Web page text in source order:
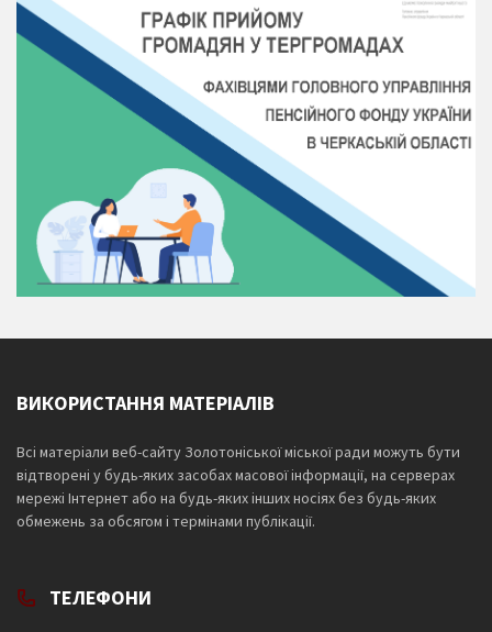
ВИКОРИСТАННЯ МАТЕРІАЛІВ
Всі матеріали веб-сайту Золотоніської міської ради можуть бути
відтворені у будь-яких засобах масової інформації, на серверах
мережі Інтернет або на будь-яких інших носіях без будь-яких
обмежень за обсягом і термінами публікації.
ТЕЛЕФОНИ